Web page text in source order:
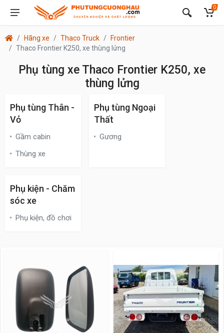
0
Hãng xe Thaco Truck
Frontier
Thaco Frontier K250, xe thùng lửng
Phụ tùng xe Thaco Frontier K250, xe
thùng lửng
Phụ tùng Thân -
Vỏ
Gầm cabin
Thùng xe
Phụ tùng Ngoại
Thất
Gương
Phụ kiện - Chăm
sóc xe
Phụ kiện, đồ chơi